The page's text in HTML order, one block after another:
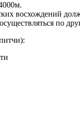
восхождений
по